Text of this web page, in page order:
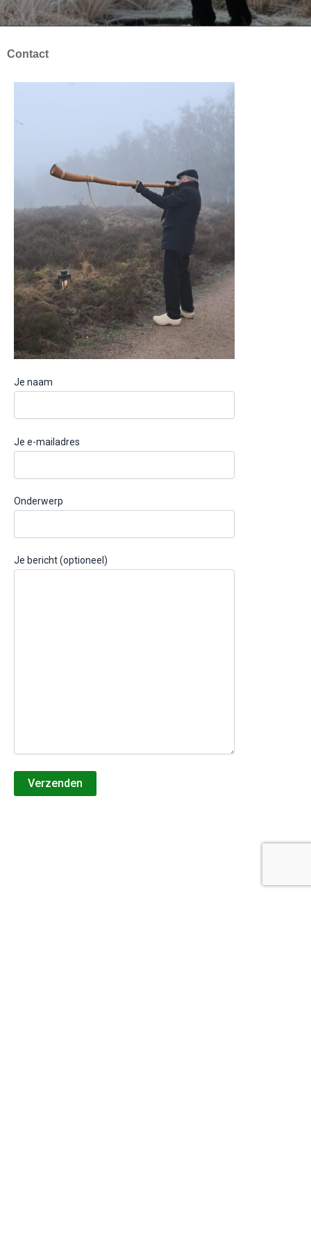
Contact
Je naam
Je e-mailadres
Onderwerp
Je bericht (optioneel)